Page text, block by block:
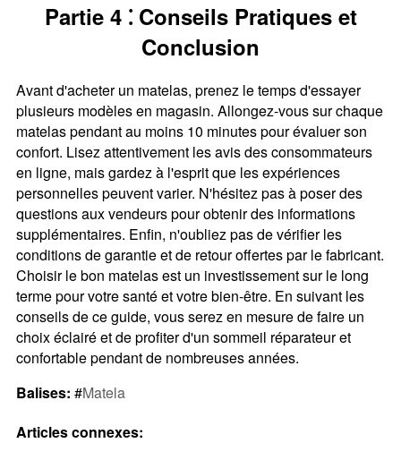
Partie 4 ⁚ Conseils Pratiques et
Conclusion
Avant d'acheter un matelas, prenez le temps d'essayer
plusieurs modèles en magasin. Allongez-vous sur chaque
matelas pendant au moins 10 minutes pour évaluer son
confort. Lisez attentivement les avis des consommateurs
en ligne, mais gardez à l'esprit que les expériences
personnelles peuvent varier. N'hésitez pas à poser des
questions aux vendeurs pour obtenir des informations
supplémentaires. Enfin, n'oubliez pas de vérifier les
conditions de garantie et de retour offertes par le fabricant.
Choisir le bon matelas est un investissement sur le long
terme pour votre santé et votre bien-être. En suivant les
conseils de ce guide, vous serez en mesure de faire un
choix éclairé et de profiter d'un sommeil réparateur et
confortable pendant de nombreuses années.
Balises: #Matela
Articles connexes: